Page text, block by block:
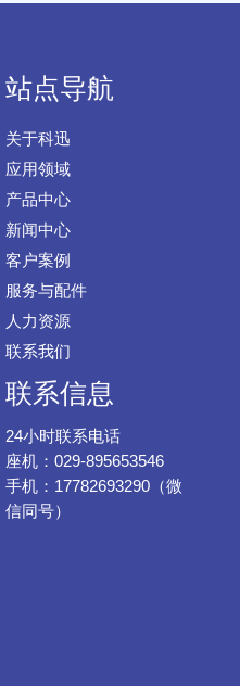
站点导航
关于科迅
应用领域
产品中心
新闻中心
客户案例
服务与配件
人力资源
联系我们
联系信息
24小时联系电话
座机：029-895653546
手机：17782693290（微
信同号）